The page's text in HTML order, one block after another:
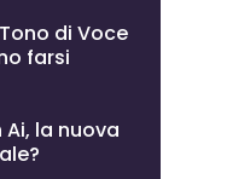
di Voce
farsi
la nuova